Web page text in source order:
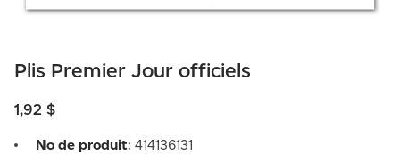
Plis Premier Jour officiels
1,92 $
No de produit: 414136131